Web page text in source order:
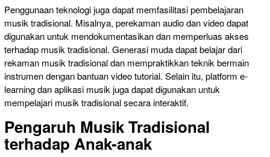
Penggunaan teknologi juga dapat memfasilitasi pembelajaran
musik tradisional. Misalnya, perekaman audio dan video dapat
digunakan untuk mendokumentasikan dan memperluas akses
terhadap musik tradisional. Generasi muda dapat belajar dari
rekaman musik tradisional dan mempraktikkan teknik bermain
instrumen dengan bantuan video tutorial. Selain itu, platform e-
learning dan aplikasi musik juga dapat digunakan untuk
mempelajari musik tradisional secara interaktif.
Pengaruh Musik Tradisional
terhadap Anak-anak